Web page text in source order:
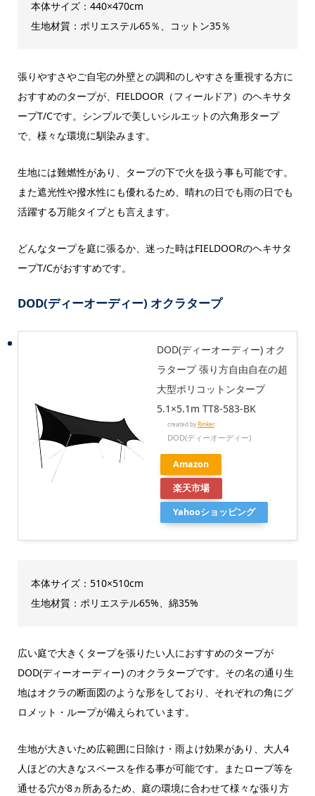
本体サイズ：440×470cm
生地材質：ポリエステル65％、コットン35％
張りやすさやご自宅の外壁との調和のしやすさを重視する方に
おすすめのタープが、FIELDOOR（フィールドア）のヘキサタ
ープT/Cです。シンプルで美しいシルエットの六角形タープ
で、様々な環境に馴染みます。
生地には難燃性があり、タープの下で火を扱う事も可能です。
また遮光性や撥水性にも優れるため、晴れの日でも雨の日でも
活躍する万能タイプとも言えます。
どんなタープを庭に張るか、迷った時はFIELDOORのヘキサタ
ープT/Cがおすすめです。
DOD(ディーオーディー) オクラタープ
DOD(ディーオーディー) オク
ラタープ 張り方自由自在の超
大型ポリコットンタープ
5.1×5.1m TT8-583-BK
created byRinker
DOD(ディーオーディー)
Amazon
楽天市場
Yahooショッピング
本体サイズ：510×510cm
生地材質：ポリエステル65%、綿35%
広い庭で大きくタープを張りたい人におすすめのタープが
DOD(ディーオーディー) のオクラタープです。その名の通り生
地はオクラの断面図のような形をしており、それぞれの角にグ
ロメット・ループが備えられています。
生地が大きいため広範囲に日除け・雨よけ効果があり、大人4
人ほどの大きなスペースを作る事が可能です。またロープ等を
通せる穴が8ヵ所あるため、庭の環境に合わせて様々な張り方